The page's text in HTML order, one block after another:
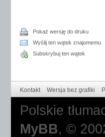
Pokaż wersję do druku
Wyślij ten wątek znajomemu
Subskrybuj ten wątek
Kontakt Wersja bez grafiki
Polskie
MyBB, ©